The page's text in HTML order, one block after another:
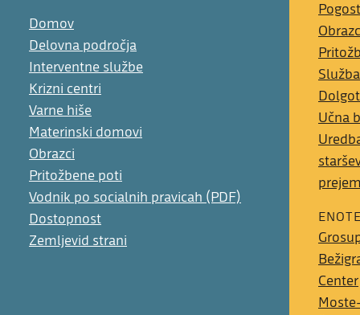
Domov
Delovna področja
Interventne službe
Krizni centri
Varne hiše
Materinski domovi
Obrazci
Pritožbene poti
Vodnik po socialnih pravicah (PDF)
Dostopnost
Zemljevid strani
Učna
Center